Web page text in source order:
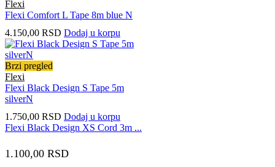
Flexi
Flexi Comfort L Tape 8m blue N
4.150,00 RSD Dodaj u korpu
Brzi pregled
Flexi
Flexi Black Design S Tape 5m
silverN
1.750,00 RSD Dodaj u korpu
Flexi Black Design XS Cord 3m ...
1.100,00 RSD